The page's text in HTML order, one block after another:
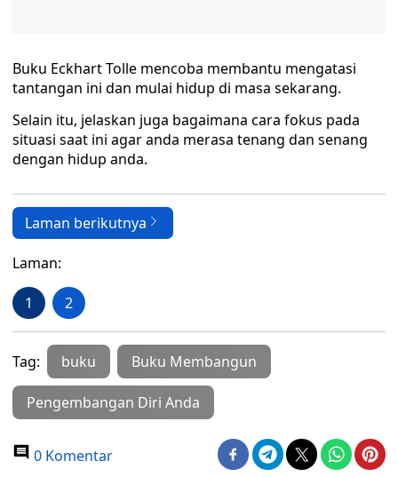
Buku Eckhart Tolle mencoba membantu mengatasi
tantangan ini dan mulai hidup di masa sekarang.
Selain itu, jelaskan juga bagaimana cara fokus pada
situasi saat ini agar anda merasa tenang dan senang
dengan hidup anda.
Laman berikutnya
Laman:
1 2
Tag: buku Buku Membangun
Pengembangan Diri Anda
0 Komentar